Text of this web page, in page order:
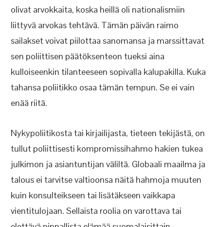
olivat arvokkaita, koska heillä oli nationalismiin
liittyvä arvokas tehtävä. Tämän päivän raimo
sailakset voivat piilottaa sanomansa ja marssittavat
sen poliittisen päätöksenteon tueksi aina
kulloiseenkin tilanteeseen sopivalla kalupakilla. Kuka
tahansa poliitikko osaa tämän tempun. Se ei vain
enää riitä.
Nykypoliitikosta tai kirjailijasta, tieteen tekijästä, on
tullut poliittisesti kompromissihahmo hakien tukea
julkimon ja asiantuntijan väliltä. Globaali maailma ja
talous ei tarvitse valtioonsa näitä hahmoja muuten
kuin konsulteikseen tai lisätäkseen vaikkapa
vientitulojaan. Sellaista roolia on varottava tai